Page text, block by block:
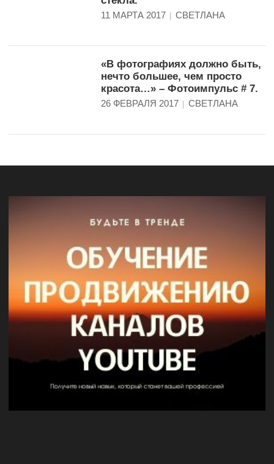
11 МАРТА 2017 СВЕТЛАНА
«В фотографиях должно быть,
нечто большее, чем просто
красота…» – Фотоимпульс # 7.
26 ФЕВРАЛЯ 2017 СВЕТЛАНА